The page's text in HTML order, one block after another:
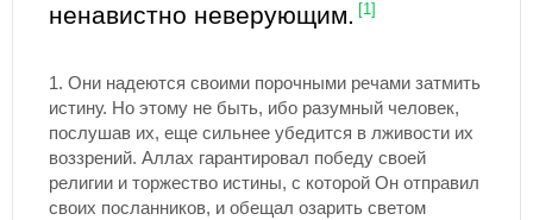
ненавистно неверующим.
[1]
1. Они надеются своими порочными речами затмить
истину. Но этому не быть, ибо разумный человек,
послушав их, еще сильнее убедится в лживости их
воззрений. Аллах гарантировал победу своей
религии и торжество истины, с которой Он отправил
своих посланников, и обещал озарить светом